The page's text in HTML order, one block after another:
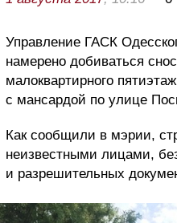
Управление ГАСК
намерено добиваться
малоквартирного
с мансардой по улице
Как сообщили в мэрии,
неизвестными лицами,
и разрешительных